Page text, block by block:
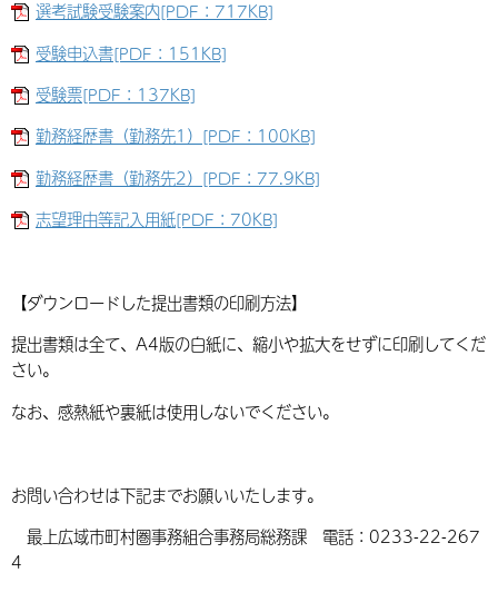
選考試験受験案内[PDF：717KB]
受験申込書[PDF：151KB]
受験票[PDF：137KB]
勤務経歴書（勤務先1）[PDF：100KB]
勤務経歴書（勤務先2）[PDF：77.9KB]
志望理由等記入用紙[PDF：70KB]
【ダウンロードした提出書類の印刷方法】
提出書類は全て、A4版の白紙に、縮小や拡大をせずに印刷してくだ
さい。
なお、感熱紙や裏紙は使用しないでください。
お問い合わせは下記までお願いいたします。
最上広域市町村圏事務組合事務局総務課 電話：0233-22-267
4